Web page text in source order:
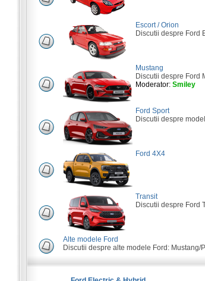
Escort / Orion
Discutii despre Ford
Mustang
Discutii despre Ford
Moderator: Smiley
Ford Sport
Discutii despre
Ford 4X4
Transit
Discutii despre Ford
Alte modele Ford
Discutii despre alte modele Ford: Mustang/